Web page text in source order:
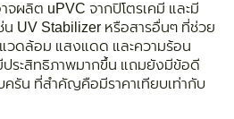
ผลิต uPVC จากปิโตรเคมี และมี
UV Stabilizer หรือสารอื่นๆ ที่ช่วย
วดล้อม แสงแดด และความร้อน
ประสิทธิภาพมากขึ้น แถมยังมีข้อดี
รัน ที่สำคัญคือมีราคาเทียบเท่ากับ